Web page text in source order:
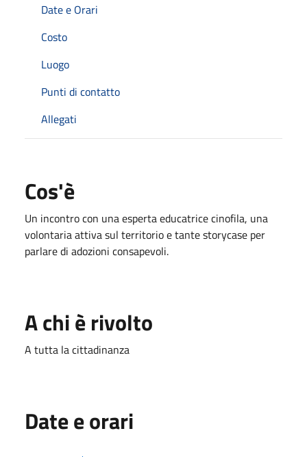
Date e Orari
Costo
Luogo
Punti di contatto
Allegati
Cos'è
Un incontro con una esperta educatrice cinofila, una
volontaria attiva sul territorio e tante storycase per
parlare di adozioni consapevoli.
A chi è rivolto
A tutta la cittadinanza
Date e orari